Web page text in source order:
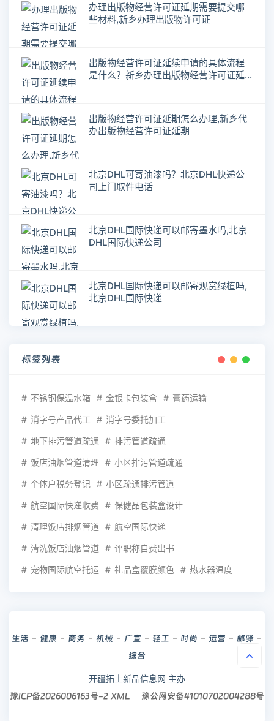
办理出版物经营许可证延期需要提交哪
些材料,新乡办理出版物许可证
出版物经营许可证延续申请的具体流程
是什么？新乡办理出版物经营许可证延
出版物经营许可证延期怎么办理,新乡代
办出版物经营许可证延期
北京DHL可寄油漆吗？北京DHL快递公
司上门取件电话
北京DHL国际快递可以邮寄墨水吗,北京
DHL国际快递公司
北京DHL国际快递可以邮寄观赏绿植吗,
北京DHL国际快递
标签列表
不锈钢保温水箱 金银卡包装盒 膏药运输
消字号产品代工 消字号委托加工
地下排污管道疏通 排污管道疏通
饭店油烟管道清理 小区排污管道疏通
个体户税务登记 小区疏通排污管道
航空国际快递收费 保健品包装盒设计
清理饭店排烟管道 航空国际快递
清洗饭店油烟管道 评职称自费出书
宠物国际航空托运 礼品盒覆膜颜色 热水器温度
生活 健康 商务 机械 广宣 轻工 时尚 运营
邮驿
综合
开疆拓土新品信息网 主办
豫ICP备2026006163号-2 XML 豫公网安备41010702004288号